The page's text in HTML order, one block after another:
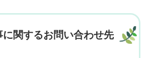
に関するお問い合わせ先